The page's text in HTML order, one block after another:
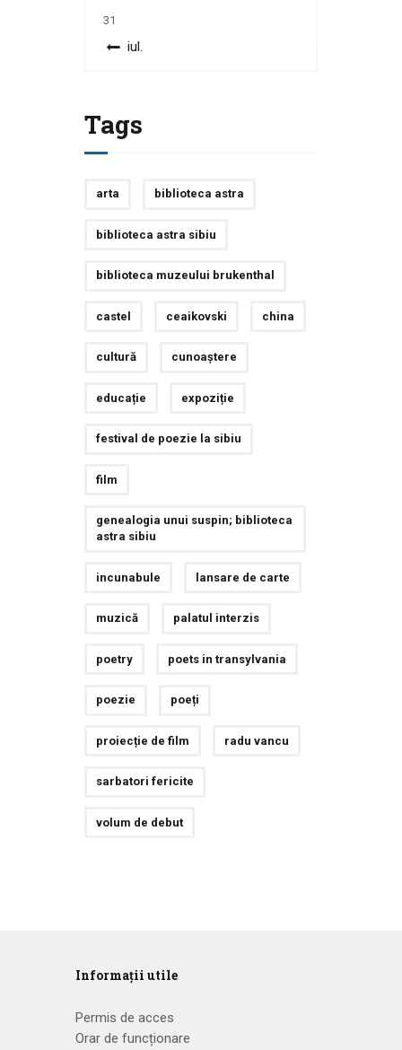
31
« iul.
Tags
arta biblioteca astra
biblioteca astra sibiu
biblioteca muzeului brukenthal
castel ceaikovski china
cultură cunoaștere
educație expoziție
festival de poezie la sibiu
film
genealogia unui suspin; biblioteca
astra sibiu
incunabule lansare de carte
muzică palatul interzis
poetry poets in transylvania
poezie poeți
proiecție de film radu vancu
sarbatori fericite
volum de debut
Informații utile
Permis de acces
Orar de funcționare